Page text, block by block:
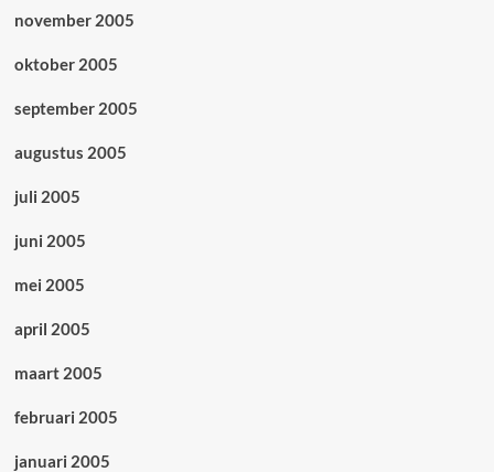
november 2005
oktober 2005
september 2005
augustus 2005
juli 2005
juni 2005
mei 2005
april 2005
maart 2005
februari 2005
januari 2005